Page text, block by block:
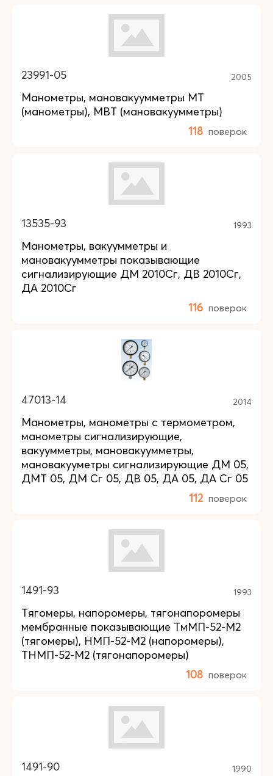
23991-05 2005
Манометры, мановакуумметры МТ
(манометры), МВТ (мановакуумметры)
118 поверок
13535-93 1993
Манометры, вакуумметры и
мановакуумметры показывающие
сигнализирующие ДМ 2010Сг, ДВ 2010Сг,
ДА 2010Сг
116 поверок
47013-14 2014
Манометры, манометры с термометром,
манометры сигнализирующие,
вакуумметры, мановакуумметры,
мановакууметры сигнализирующие ДМ 05,
ДМТ 05, ДМ Сг 05, ДВ 05, ДА 05, ДА Сг 05
112 поверок
1491-93 1993
Тягомеры, напоромеры, тягонапоромеры
мембранные показывающие ТмМП-52-М2
(тягомеры), НМП-52-М2 (напоромеры),
ТНМП-52-М2 (тягонапоромеры)
108 поверок
1491-90 1990